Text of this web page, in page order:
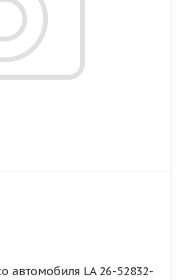
автомобиля LA 26-52832-